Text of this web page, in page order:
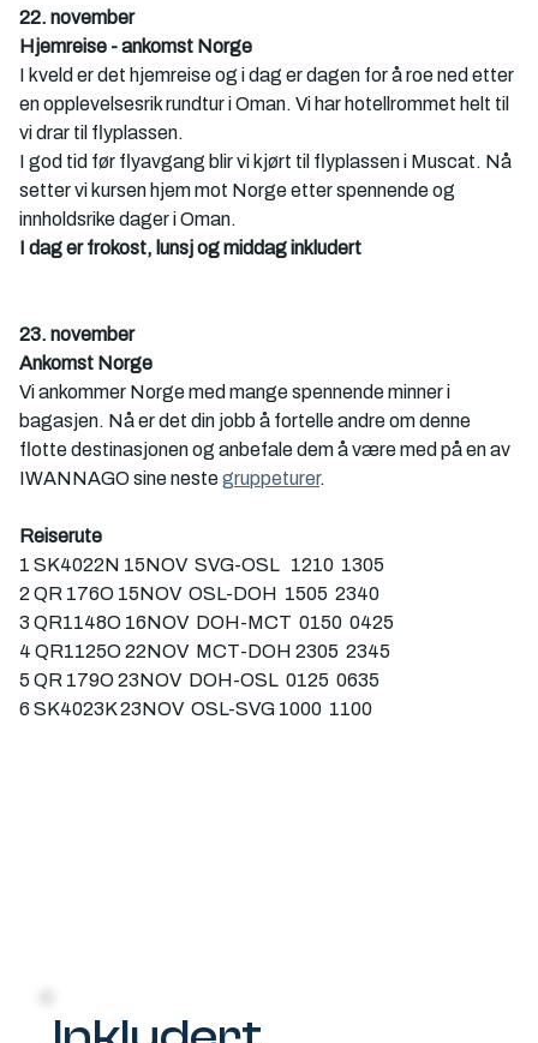
22. november
Hjemreise - ankomst Norge
I kveld er det hjemreise og i dag er dagen for å roe ned etter
en opplevelsesrik rundtur i Oman. Vi har hotellrommet helt til
vi drar til flyplassen.
I god tid før flyavgang blir vi kjørt til flyplassen i Muscat. Nå
setter vi kursen hjem mot Norge etter spennende og
innholdsrike dager i Oman.
I dag er frokost, lunsj og middag inkludert
23. november
Ankomst Norge
Vi ankommer Norge med mange spennende minner i
bagasjen. Nå er det din jobb å fortelle andre om denne
flotte destinasjonen og anbefale dem å være med på en av
IWANNAGO sine neste gruppeturer.
Reiserute
1 SK4022N 15NOV  SVG-OSL   1210  1305
2 QR 176O 15NOV  OSL-DOH  1505  2340
3 QR1148O 16NOV  DOH-MCT  0150  0425
4 QR1125O 22NOV  MCT-DOH 2305  2345
5 QR 179O 23NOV  DOH-OSL  0125  0635
6 SK4023K 23NOV  OSL-SVG 1000  1100